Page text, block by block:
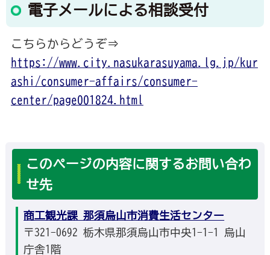
電子メールによる相談受付
こちらからどうぞ⇒
https://www.city.nasukarasuyama.lg.jp/kur
ashi/consumer-affairs/consumer-
center/page001824.html
このページの内容に関するお問い合わ
せ先
商工観光課 那須烏山市消費生活センター
〒321-0692 栃木県那須烏山市中央1-1-1 烏山
庁舎1階